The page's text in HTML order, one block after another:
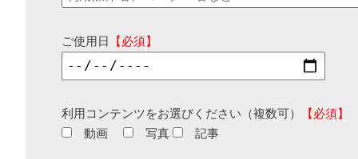
ご使用日 【必須】
利用コンテンツをお選びください（複数可）
【必須】
動画
写真 記事